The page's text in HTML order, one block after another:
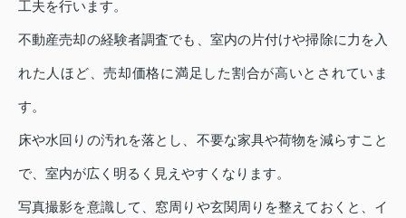
工夫を行います。
不動産売却の経験者調査でも、室内の片付けや掃除に力を入
れた人ほど、売却価格に満足した割合が高いとされていま
す。
床や水回りの汚れを落とし、不要な家具や荷物を減らすこと
で、室内が広く明るく見えやすくなります。
写真撮影を意識して、窓周りや玄関周りを整えておくと、イ